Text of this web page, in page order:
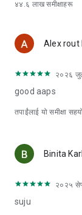
४४.६ लाखसमीक्षाहरू
Alex rout
२०२६
good aaps
तपाईंलाई यो समीक्षा
Binita
२०२५
suju